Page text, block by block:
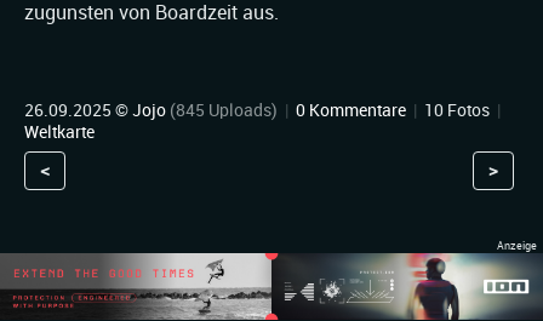
zugunsten von Boardzeit aus.
26.09.2025 ©Jojo (845 Uploads) | 0 Kommentare | 10 Fotos |
Weltkarte
< >